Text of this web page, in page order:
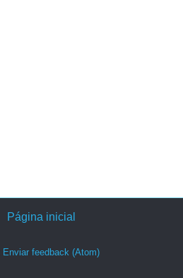
Página inicial
Enviar feedback (Atom)